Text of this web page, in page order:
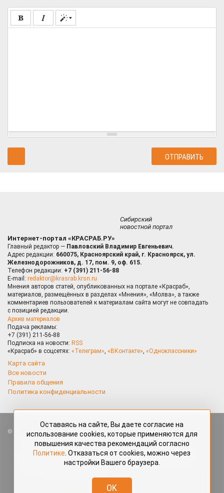
Сибирский
новостной портал
Интернет-портал «КРАСРАБ.РУ»
Главный редактор — Павловский Владимир Евгеньевич.
Адрес редакции: 660075, Красноярский край, г. Красноярск, ул.
Железнодорожников, д. 17, пом. 9, оф. 615.
Телефон редакции: +7 (391) 211-56-88
E-mail: redaktor@krasrab.krsn.ru
Мнения авторов статей, опубликованных на портале «Красраб»,
материалов, размещённых в разделах «Мнения», «Молва», а также
комментариев пользователей к материалам сайта могут не совпадать
с позицией редакции.
Архив материалов
Подача рекламы:
+7 (391) 211-56-88
Подписка на новости: RSS
«Красраб» в соцсетях: «Телеграм», «ВКонтакте», «Одноклассники»
Карта сайта
Все новости
Правила общения
Политика конфиденциальности
Все права защищены. Любые материалы, размещённые на портале
«Красраб.ру» сотрудниками редакции, нештатными авторами
и читателями, являются объектами авторского права. Полное или
частичное использование материалов, размещённых на портале
«Красраб.ру», допускается только с письменного согласия редакции
redaktor@krasrab.krsn.ru.
Оставаясь на сайте, Вы даете согласие на
использование cookies, которые применяются для
повышения качества рекомендаций согласно
Политике . Отказаться от cookies, можно через
настройки Вашего браузера.
OK